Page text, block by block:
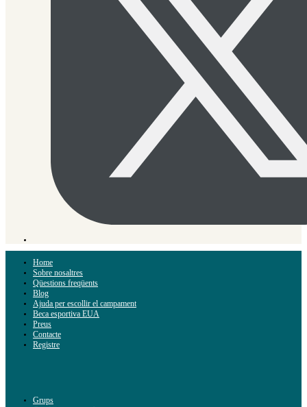
Home
Sobre nosaltres
Qüestions freqüents
Blog
Ajuda per escollir el campament
Beca esportiva EUA
Preus
Contacte
Registre
Grups